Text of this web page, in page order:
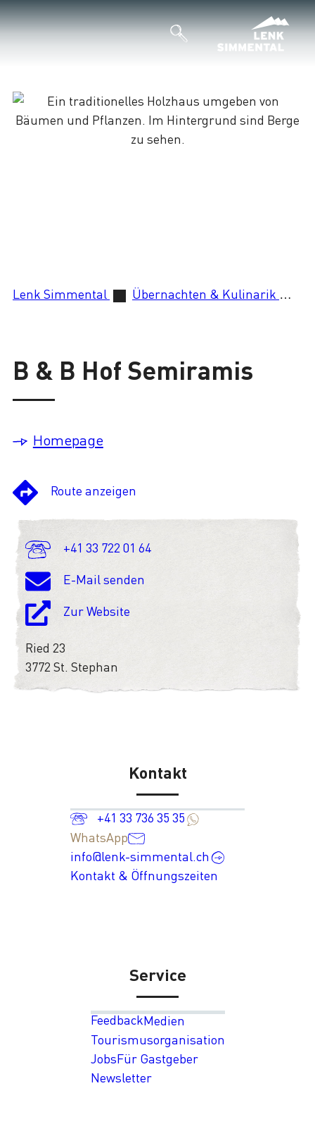
Lenk Simmental Übernachten & Kulinarik
B & B Hof Semiramis
Homepage
Route anzeigen
+41 33 722 01 64
E-Mail senden
Zur Website
Ried 23
3772 St. Stephan
Kontakt
+41 33 736 35 35
WhatsApp
info@lenk-simmental.ch
Kontakt & Öffnungszeiten
Service
FeedbackMedien
Tourismusorganisation
JobsFür Gastgeber
Newsletter